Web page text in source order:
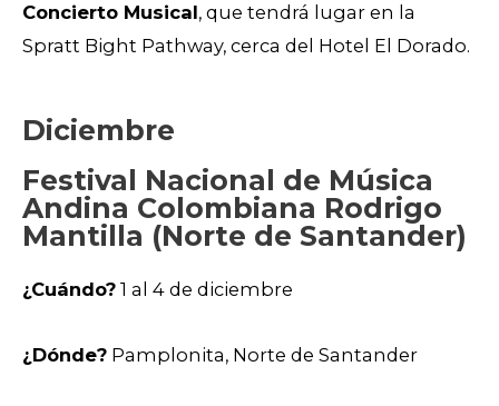
Concierto Musical, que tendrá lugar en la
Spratt Bight Pathway, cerca del Hotel El Dorado.
Diciembre
Festival Nacional de Música
Andina Colombiana Rodrigo
Mantilla (Norte de Santander)
¿Cuándo? 1 al 4 de diciembre
¿Dónde? Pamplonita, Norte de Santander